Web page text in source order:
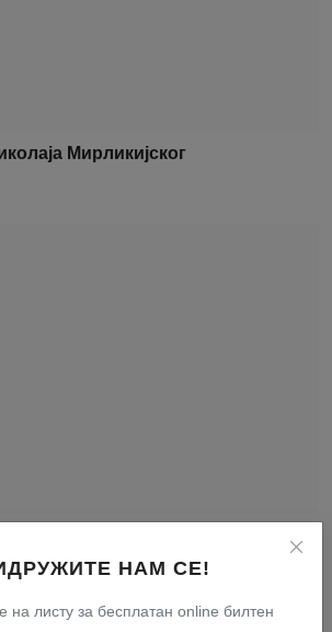
НАМ СЕ!
на листу за бесплатан online билтен
Мирликијског